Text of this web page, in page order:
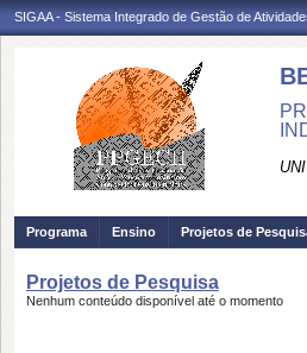
SIGAA - Sistema Integrado de Gestão de
Programa Ensino Projetos de
Projetos de Pesquisa
Nenhum conteúdo disponível até o momento